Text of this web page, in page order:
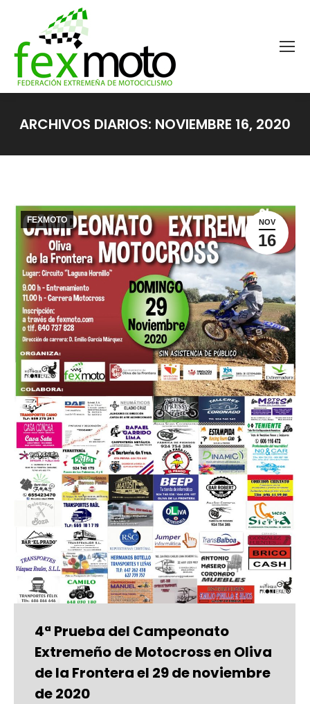
ARCHIVOS DIARIOS: NOVIEMBRE 16, 2020
NOV
16
FEXMOTO
4ª Prueba del Campeonato
Extremeño de Motocross en Oliva
de la Frontera el 29 de noviembre
de 2020